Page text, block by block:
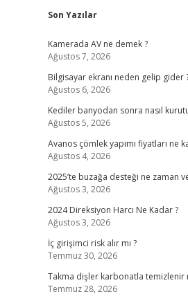
Sidebar
Son Yazılar
Kamerada AV ne demek ?
Ağustos 7, 2026
Bilgisayar ekranı neden gelip gider
Ağustos 6, 2026
Kediler banyodan sonra nasıl
Ağustos 5, 2026
Avanos çömlek yapımı fiyatları ne
Ağustos 4, 2026
2025’te buzağa desteği ne zaman
Ağustos 3, 2026
2024 Direksiyon Harcı Ne Kadar ?
Ağustos 3, 2026
İç girişimci risk alır mı ?
Temmuz 30, 2026
Takma dişler karbonatla temizlenir
Temmuz 28, 2026